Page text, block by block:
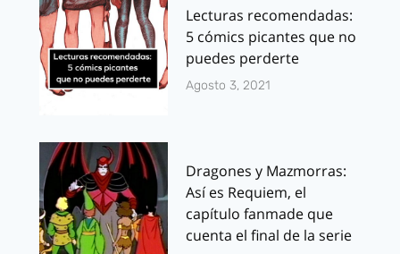
Lecturas recomendadas:
5 cómics picantes que no
puedes perderte
Agosto 3, 2021
Dragones y Mazmorras:
Así es Requiem, el
capítulo fanmade que
cuenta el final de la serie